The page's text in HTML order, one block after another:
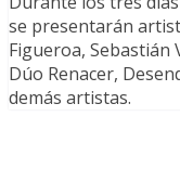
se presentarán
Figueroa, Sebastián
Dúo Renacer,
demás artistas.